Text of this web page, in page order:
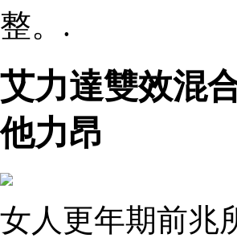
整。.
艾力達雙效混
他力昂
女人更年期前兆